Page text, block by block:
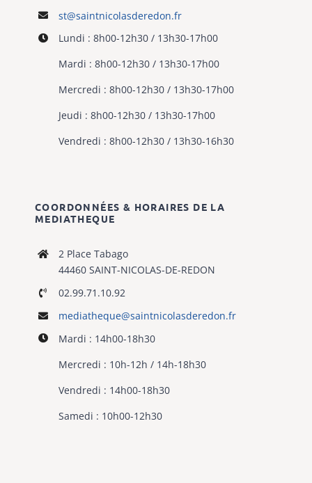
st@saintnicolasderedon.fr
Lundi : 8h00-12h30 / 13h30-17h00
Mardi : 8h00-12h30 / 13h30-17h00
Mercredi : 8h00-12h30 / 13h30-17h00
Jeudi : 8h00-12h30 / 13h30-17h00
Vendredi : 8h00-12h30 / 13h30-16h30
COORDONNÉES & HORAIRES DE LA
MEDIATHEQUE
2 Place Tabago
44460 SAINT-NICOLAS-DE-REDON
02.99.71.10.92
mediatheque@saintnicolasderedon.fr
Mardi : 14h00-18h30
Mercredi : 10h-12h / 14h-18h30
Vendredi : 14h00-18h30
Samedi : 10h00-12h30